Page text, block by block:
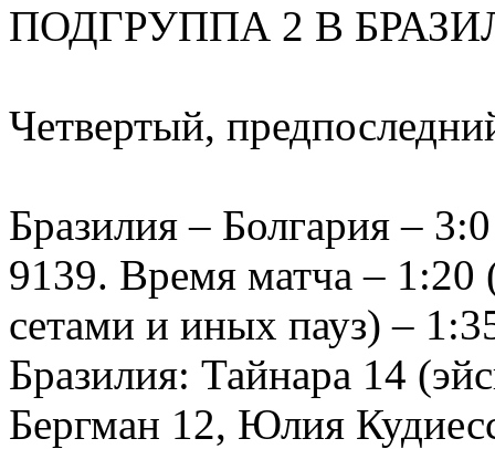
ПОДГРУППА 2 В
Четвертый,
Бразилия – Болгария –
9139. Время матча –
сетами и иных пауз) –
Бразилия: Тайнара 14
Бергман 12, Юлия